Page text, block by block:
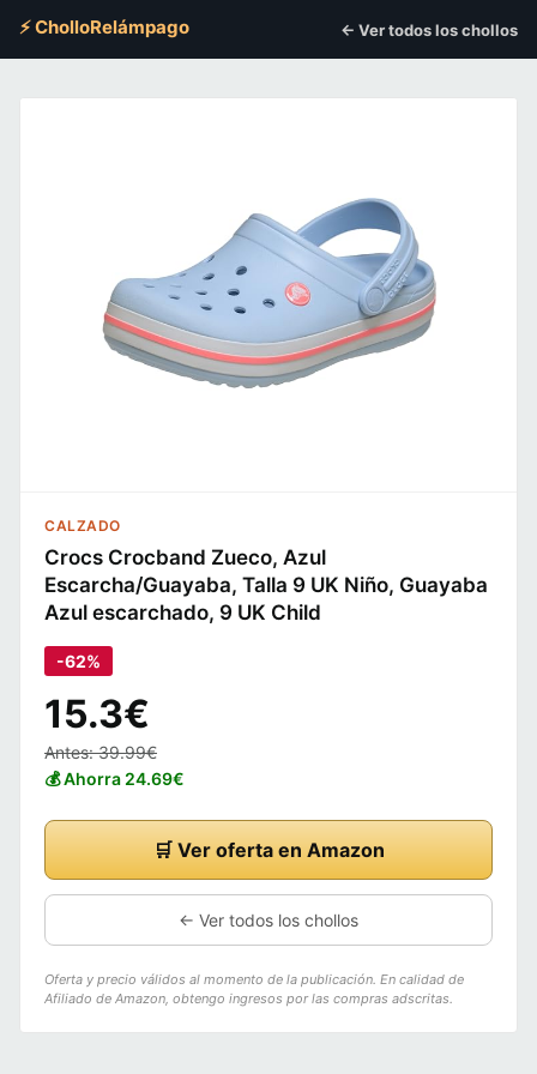
⚡ CholloRelámpago ← Ver todos los chollos
CALZADO
Crocs Crocband Zueco, Azul
Escarcha/Guayaba, Talla 9 UK Niño, Guayaba
Azul escarchado, 9 UK Child
-62%
15.3€
Antes: 39.99€
💰 Ahorra 24.69€
🛒 Ver oferta en Amazon
← Ver todos los chollos
Oferta y precio válidos al momento de la publicación. En calidad de
Afiliado de Amazon, obtengo ingresos por las compras adscritas.